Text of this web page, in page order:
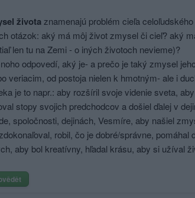
života znamenajú problém cieľa
otázok: aký má môj život zmysel či cieľ? aký
len tu na Zemi - o iných životoch nevieme)?
odpovedí, aký je- a prečo je taký zmysel
veriacim, od postoja nielen k hmotným- ale i
je to napr.: aby rozšíril svoje videnie sveta,
stopy svojich predchodcov a došiel ďalej v
spoločnosti, dejinách, Vesmíre, aby našiel
robil, čo je dobré/správne,
aby bol kreatívny, hľadal krásu, aby si užíval